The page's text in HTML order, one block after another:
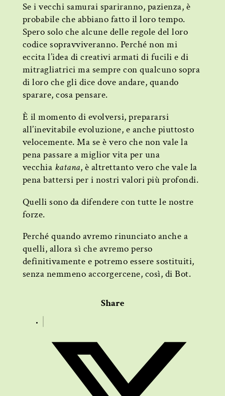
Se i vecchi samurai spariranno, pazienza, è
probabile che abbiano fatto il loro tempo.
Spero solo che alcune delle regole del loro
codice sopravviveranno. Perché non mi
eccita l’idea di creativi armati di fucili e di
mitragliatrici ma sempre con qualcuno sopra
di loro che gli dice dove andare, quando
sparare, cosa pensare.
È il momento di evolversi, prepararsi
all’inevitabile evoluzione, e anche piuttosto
velocemente. Ma se è vero che non vale la
pena passare a miglior vita per una
vecchia katana, è altrettanto vero che vale la
pena battersi per i nostri valori più profondi.
Quelli sono da difendere con tutte le nostre
forze.
Perché quando avremo rinunciato anche a
quelli, allora sì che avremo perso
definitivamente e potremo essere sostituiti,
senza nemmeno accorgercene, così, di Bot.
Share